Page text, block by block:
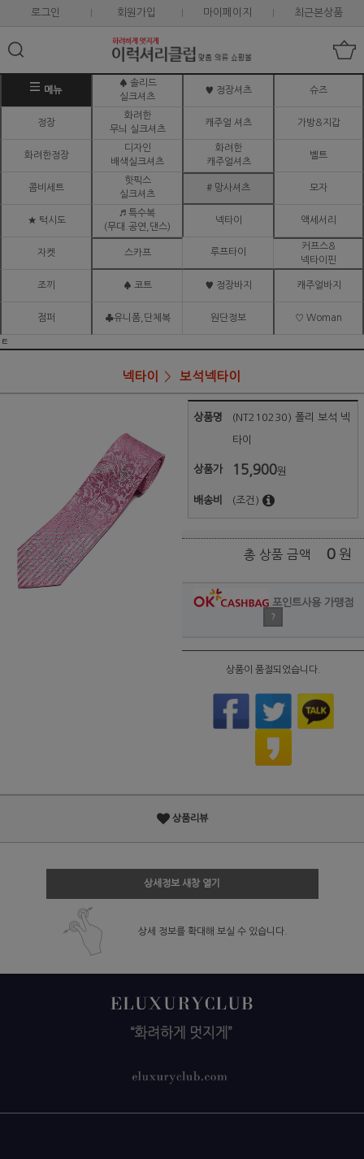
로그인 회원가입 마이페이지 최근본상품
메뉴
♠ 솔리드
실크셔츠
♥ 정장셔츠 슈즈
정장
화려한
무늬 실크셔츠
캐주얼 셔츠 가방&지갑
화려한정장
디자인
배색실크셔츠
화려한
캐주얼셔츠
벨트
콤비세트
핫픽스
실크셔츠
# 망사셔츠 모자
★ 턱시도
♬ 특수복
(무대.공연,댄스)
넥타이 액세서리
자켓 스카프 루프타이
커프스&
넥타이핀
조끼 ♠ 코트 ♥ 정장바지 캐주얼바지
점퍼 ♣유니폼,단체복 원단정보 ♡ Woman
ㅌ
넥타이 보석넥타이
상품명 (NT210230) 폴리 보석 넥
타이
상품가 15,900원
배송비 (조건)
총 상품 금액 0 원
포인트사용 가맹점
?
상품이 품절되었습니다.
상품리뷰
상세정보 새창 열기
상세 정보를 확대해 보실 수 있습니다.